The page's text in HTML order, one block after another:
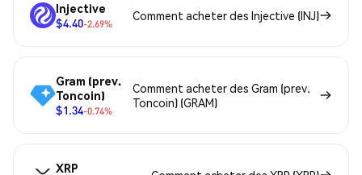
Injective
$4.40-2.69%
Comment acheter des Injective (INJ)
Gram (prev.
Toncoin)
$1.34-0.74%
Comment acheter des Gram (prev.
Toncoin) (GRAM)
XRP